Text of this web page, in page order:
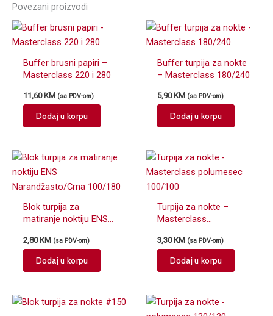
Povezani proizvodi
Buffer brusni papiri –
Masterclass 220 i 280
11,60KM (sa PDV-om)
Dodaj u korpu
Buffer turpija za nokte
– Masterclass 180/240
5,90KM (sa PDV-om)
Dodaj u korpu
Blok turpija za
matiranje noktiju ENS
100/180
2,80KM (sa PDV-om)
Dodaj u korpu
Turpija za nokte –
Masterclass
3,30KM (sa PDV-om)
Dodaj u korpu